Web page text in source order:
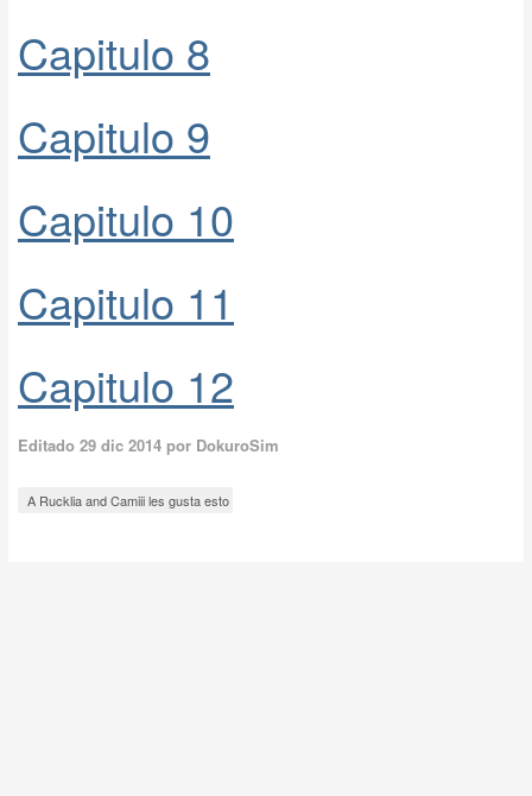
Capitulo 8
Capitulo 9
Capitulo 10
Capitulo 11
Capitulo 12
Editado 29 dic 2014 por DokuroSim
A Rucklia and Camiii les gusta esto